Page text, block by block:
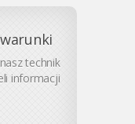
technik
informacji